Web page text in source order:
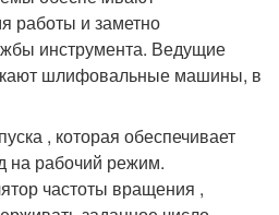
работы и заметно
инструмента. Ведущие
шлифовальные машины, в
, которая обеспечивает
на рабочий режим.
частоты вращения ,